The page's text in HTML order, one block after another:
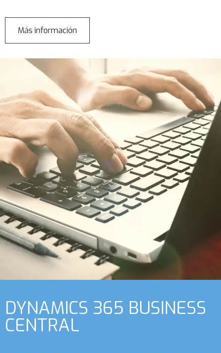
Más información
365
Operations
DYNAMICS 365 BUSINESS
CENTRAL